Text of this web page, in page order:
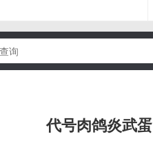
代号肉鸽炎武蛋